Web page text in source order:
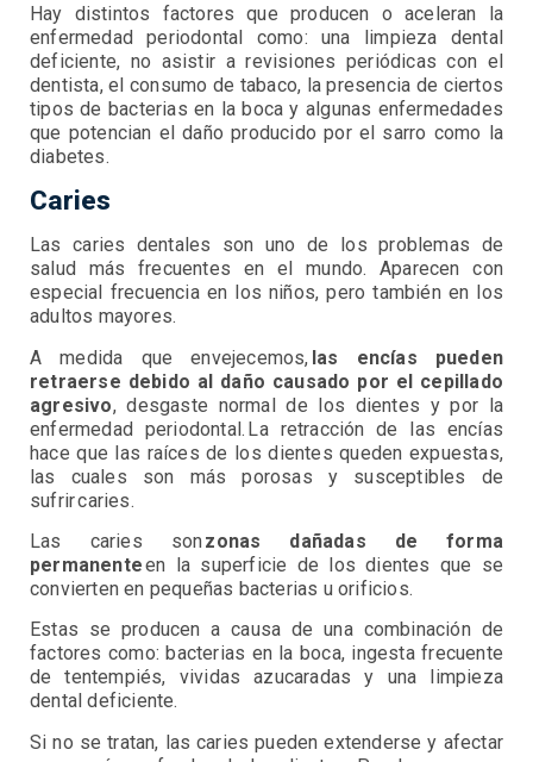
Hay distintos factores que producen o aceleran la
enfermedad periodontal como: una limpieza dental
deficiente, no asistir a revisiones periódicas con el
dentista, el consumo de tabaco, la presencia de ciertos
tipos de bacterias en la boca y algunas enfermedades
que potencian el daño producido por el sarro como la
diabetes.
Caries
Las caries dentales son uno de los problemas de
salud más frecuentes en el mundo. Aparecen con
especial frecuencia en los niños, pero también en los
adultos mayores.
A medida que envejecemos, las encías pueden
retraerse debido al daño causado por el cepillado
agresivo, desgaste normal de los dientes y por la
enfermedad periodontal. La retracción de las encías
hace que las raíces de los dientes queden expuestas,
las cuales son más porosas y susceptibles de
sufrir caries.
Las caries son zonas dañadas de forma
permanenteen la superficie de los dientes que se
convierten en pequeñas bacterias u orificios.
Estas se producen a causa de una combinación de
factores como: bacterias en la boca, ingesta frecuente
de tentempiés, vividas azucaradas y una limpieza
dental deficiente.
Si no se tratan, las caries pueden extenderse y afectar